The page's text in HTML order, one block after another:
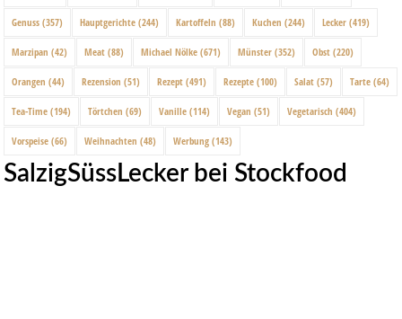
Genuss (357) Hauptgerichte (244) Kartoffeln (88) Kuchen (244) Lecker (419)
Marzipan (42) Meat (88) Michael Nölke (671) Münster (352) Obst (220)
Orangen (44) Rezension (51) Rezept (491) Rezepte (100) Salat (57) Tarte (64)
Tea-Time (194) Törtchen (69) Vanille (114) Vegan (51) Vegetarisch (404)
Vorspeise (66) Weihnachten (48) Werbung (143)
SalzigSüssLecker bei Stockfood